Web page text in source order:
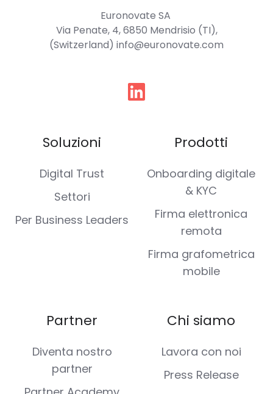
Euronovate SA
Via Penate, 4, 6850 Mendrisio (TI),
(Switzerland) info@euronovate.com
Seguici
Soluzioni
Digital Trust
Settori
Per Business Leaders
Prodotti
Onboarding digitale
& KYC
Firma elettronica
remota
Firma grafometrica
mobile
Partner
Diventa nostro
partner
Chi siamo
Lavora con noi
Press Release